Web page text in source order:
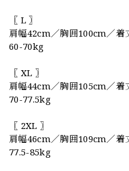
〖 L 〗
肩幅42cm／胸囲100cm／
60-70kg
〖 XL 〗
肩幅44cm／胸囲105cm／
70-77.5kg
〖 2XL 〗
肩幅46cm／胸囲109cm／
77.5-85kg